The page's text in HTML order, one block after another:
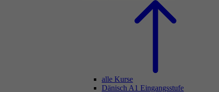
alle Kurse
Dänisch A1 Eingangsstufe